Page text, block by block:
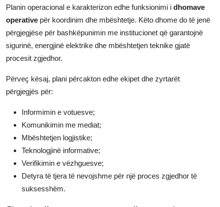
Planin operacional e karakterizon edhe funksionimi i dhomave
operative për koordinim dhe mbështetje. Këto dhome do të jenë
përgjegjëse për bashkëpunimin me institucionet që garantojnë
sigurinë, energjinë elektrike dhe mbështetjen teknike gjatë
procesit zgjedhor.
Përveç kësaj, plani përcakton edhe ekipet dhe zyrtarët
përgjegjës për:
Informimin e votuesve;
Komunikimin me mediat;
Mbështetjen logjistike;
Teknologjinë informative;
Verifikimin e vëzhguesve;
Detyra të tjera të nevojshme për një proces zgjedhor të
suksesshëm.